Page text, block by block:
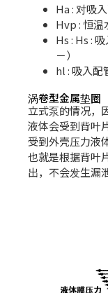
Ha : 对吸
Hvp : 恒
Hs : Hs :
－）
hl : 吸入
涡卷型金属垫圈
立式泵的情况，
液体会受到背叶
受到外壳压力液
也就是根据背叶
出，不会发生漏